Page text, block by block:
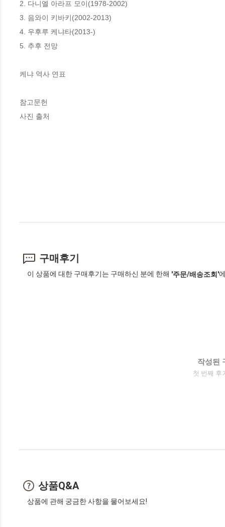
2. 다니엘 아라프 모이(1978-2002)
3. 음와이 키바키(2002-2013)
4. 우후루 케냐타(2013-)
5. 추후 전망
케냐 역사 연표
참고문헌
사진 출처
구매후기
이 상품에 대한 구매후기는 구매하신 분에 한해 '주문/배송조회'
작성된
첫 번째 후
상품Q&A
상품에 관해 궁금한 사항을 물어보세요!